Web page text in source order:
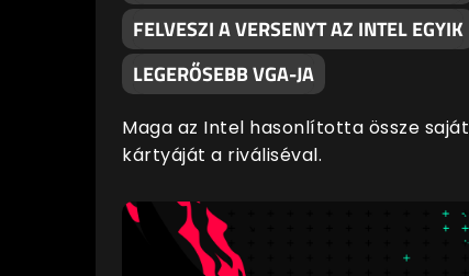
FELVESZI A VERSENYT AZ INTEL EGYIK
LEGERŐSEBB VGA-JA
Maga az Intel hasonlította össze saját
kártyáját a riváliséval.